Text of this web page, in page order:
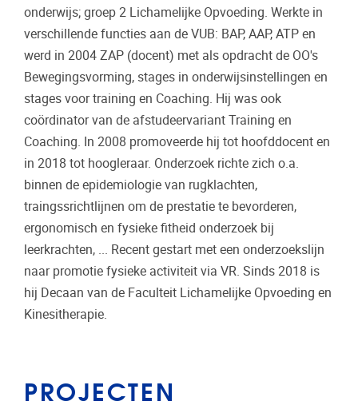
onderwijs; groep 2 Lichamelijke Opvoeding. Werkte in
verschillende functies aan de VUB: BAP, AAP, ATP en
werd in 2004 ZAP (docent) met als opdracht de OO's
Bewegingsvorming, stages in onderwijsinstellingen en
stages voor training en Coaching. Hij was ook
coördinator van de afstudeervariant Training en
Coaching. In 2008 promoveerde hij tot hoofddocent en
in 2018 tot hoogleraar. Onderzoek richte zich o.a.
binnen de epidemiologie van rugklachten,
traingssrichtlijnen om de prestatie te bevorderen,
ergonomisch en fysieke fitheid onderzoek bij
leerkrachten, ... Recent gestart met een onderzoekslijn
naar promotie fysieke activiteit via VR. Sinds 2018 is
hij Decaan van de Faculteit Lichamelijke Opvoeding en
Kinesitherapie.
PROJECTEN